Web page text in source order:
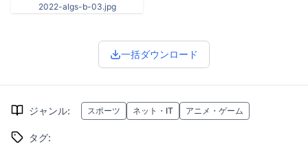
2022-algs-b-03.jpg
一括ダウンロード
ジャンル: スポーツ ネット・IT アニメ・ゲーム
タグ: